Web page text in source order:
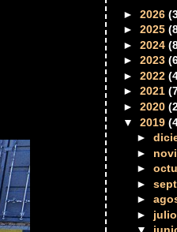
►2026
►2025
►2024
►2023
►2022
►2021
►2020
▼2019
►
►
►
►
►
►